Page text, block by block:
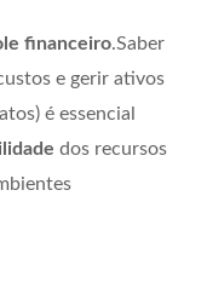
financeiro.Saber
e gerir ativos
é essencial
dos recursos